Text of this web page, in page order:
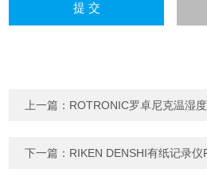
上一篇： ROTRONIC罗卓尼克温湿
下一篇： RIKEN DENSHI有纸记录仪